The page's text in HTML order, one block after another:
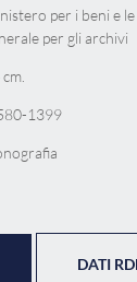
per i beni e
per gli archivi
1399
DATI